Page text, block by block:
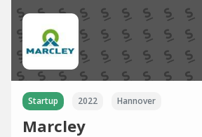
Startup 2022 Hannover
Marcley